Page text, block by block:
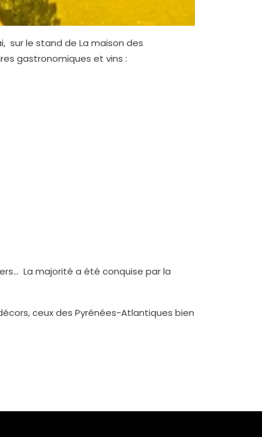
sur le stand de La maison des
gastronomiques et vins :
La majorité a été conquise par la
ceux des Pyrénées-Atlantiques bien